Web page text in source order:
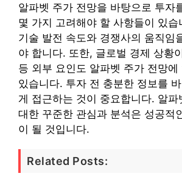
알파벳 주가 전망을 바탕으로 투자
몇 가지 고려해야 할 사항들이 있습
기술 발전 속도와 경쟁사의 움직임
야 합니다. 또한, 글로벌 경제 상황
등 외부 요인도 알파벳 주가 전망에
있습니다. 투자 전 충분한 정보를
게 접근하는 것이 중요합니다. 알파
대한 꾸준한 관심과 분석은 성공적
이 될 것입니다.
Related Posts: